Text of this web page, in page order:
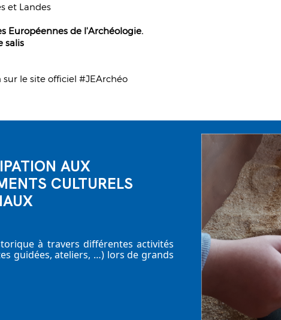
et Landes
Européennes de l'Archéologie.
salis
sur le site officiel#JEArchéo
AUX
CULTURELS
à travers différentes activités
guidées, ateliers, …) lors de grands